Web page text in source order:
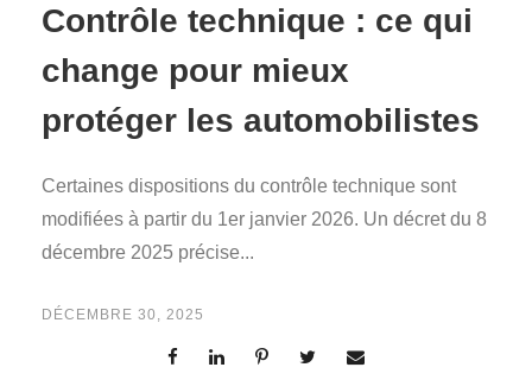
Contrôle technique : ce qui
change pour mieux
protéger les automobilistes
Certaines dispositions du contrôle technique sont
modifiées à partir du 1er janvier 2026. Un décret du 8
décembre 2025 précise...
DÉCEMBRE 30, 2025